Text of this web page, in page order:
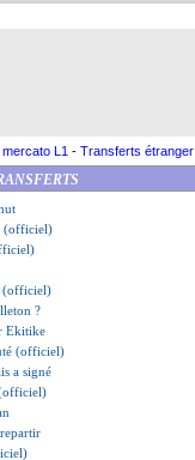
L1 - Transferts étranger
une réponse
(officiel)
?
(officiel)
(officiel)
?
Ekitike
(officiel)
a signé